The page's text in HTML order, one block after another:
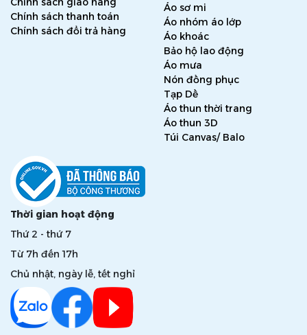
Chính sách thanh toán
Chính sách đổi trả hàng
Áo sơ mi
Áo nhóm áo lớp
Áo khoác
Bảo hộ lao động
Áo mưa
Nón đồng phục
Tạp Dề
Áo thun thời trang
Áo thun 3D
Túi Canvas/ Balo
Thời gian hoạt động
Thứ 2 - thứ 7
Từ 7h đến 17h
Chủ nhật, ngày lễ, tết nghỉ